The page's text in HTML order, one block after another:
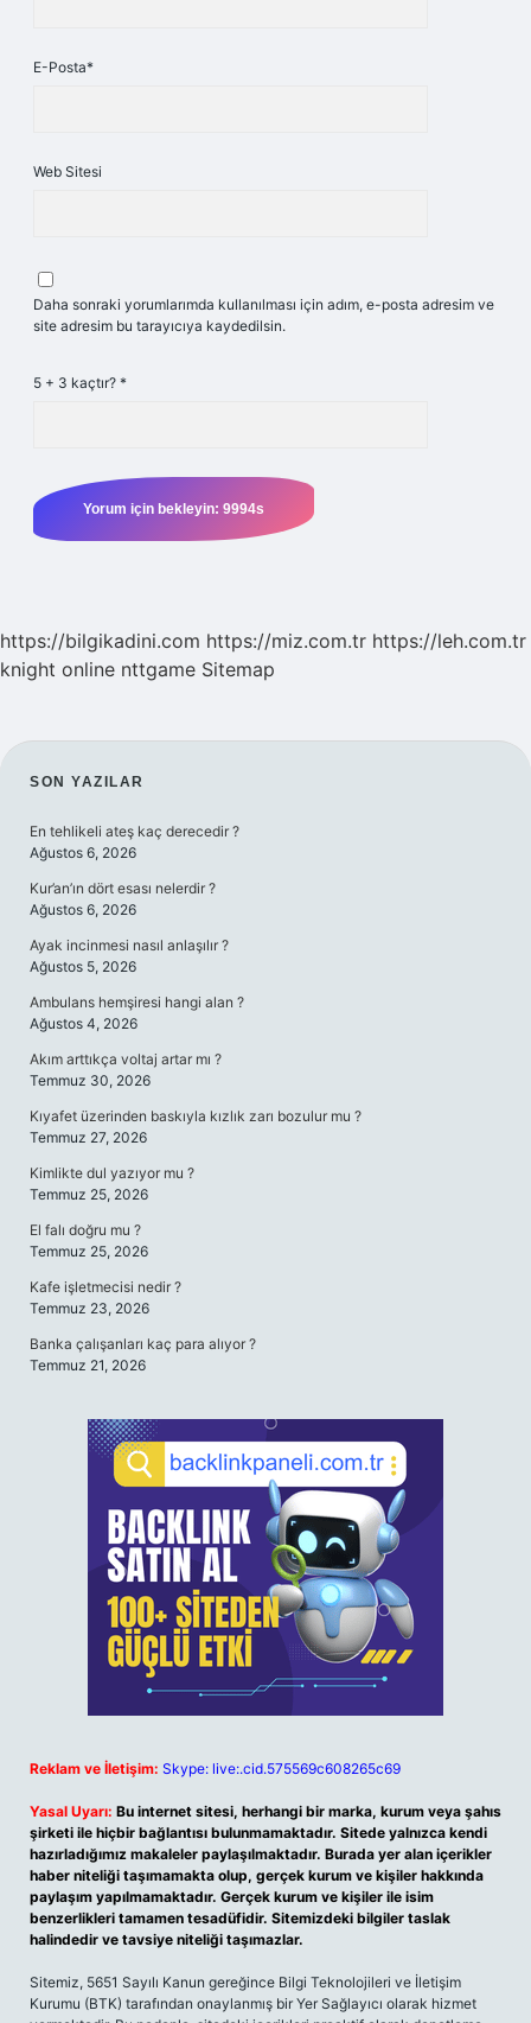
E-Posta*
Web Sitesi
Daha sonraki yorumlarımda kullanılması için adım, e-posta adresim ve
site adresim bu tarayıcıya kaydedilsin.
5 + 3 kaçtır? *
https://bilgikadini.com https://miz.com.tr https://leh.com.tr
knight online nttgame Sitemap
SIDEBAR
SON YAZILAR
En tehlikeli ateş kaç derecedir ?
Ağustos 6, 2026
Kur’an’ın dört esası nelerdir ?
Ağustos 6, 2026
Ayak incinmesi nasıl anlaşılır ?
Ağustos 5, 2026
Ambulans hemşiresi hangi alan ?
Ağustos 4, 2026
Akım arttıkça voltaj artar mı ?
Temmuz 30, 2026
Kıyafet üzerinden baskıyla kızlık zarı bozulur mu ?
Temmuz 27, 2026
Kimlikte dul yazıyor mu ?
Temmuz 25, 2026
El falı doğru mu ?
Temmuz 25, 2026
Kafe işletmecisi nedir ?
Temmuz 23, 2026
Banka çalışanları kaç para alıyor ?
Temmuz 21, 2026
Reklam ve İletişim: Skype: live:.cid.575569c608265c69
Yasal Uyarı: Bu internet sitesi, herhangi bir marka, kurum veya şahıs
şirketi ile hiçbir bağlantısı bulunmamaktadır. Sitede yalnızca kendi
hazırladığımız makaleler paylaşılmaktadır. Burada yer alan içerikler
haber niteliği taşımamakta olup, gerçek kurum ve kişiler hakkında
paylaşım yapılmamaktadır. Gerçek kurum ve kişiler ile isim
benzerlikleri tamamen tesadüfidir. Sitemizdeki bilgiler taslak
halindedir ve tavsiye niteliği taşımazlar.
Sitemiz, 5651 Sayılı Kanun gereğince Bilgi Teknolojileri ve İletişim
Kurumu (BTK) tarafından onaylanmış bir Yer Sağlayıcı olarak hizmet